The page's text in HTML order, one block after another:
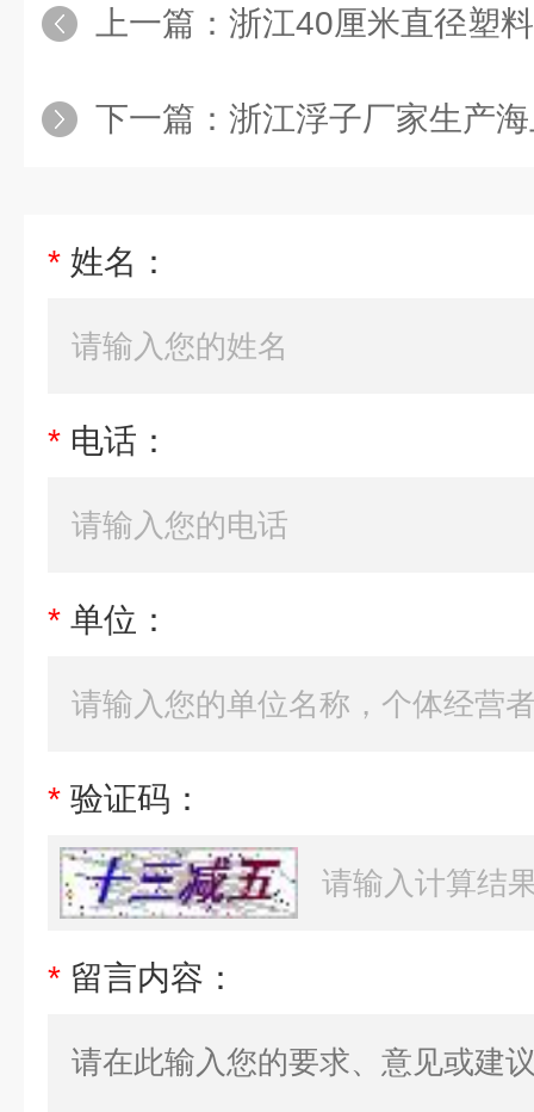
上一篇： 浙江40厘米直径塑
下一篇： 浙江浮子厂家生产海上托管
* 姓名：
* 电话：
* 单位：
* 验证码：
* 留言内容：